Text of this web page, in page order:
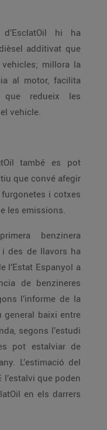
hi ha
additivat que
millora la
les
vehicle.
es pot
afegir
i cotxes
les emissions.
i des de llavors ha
l’informe de la
general baixi entre
L’estimació del
l’estalvi que poden